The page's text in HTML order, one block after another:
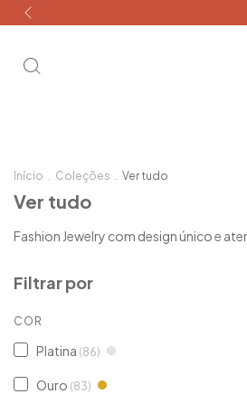
Início . Coleções . Ver tudo
Ver tudo
Fashion Jewelry com design único e
Filtrar por
COR
Platina (86)
Ouro (83)